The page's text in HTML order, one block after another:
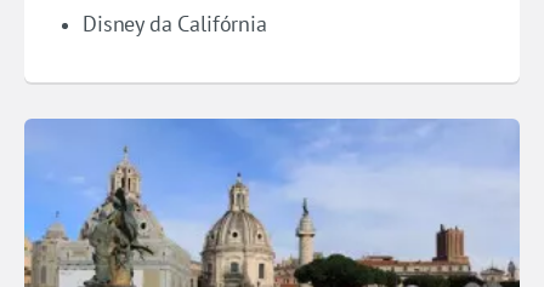
Disney da Califórnia